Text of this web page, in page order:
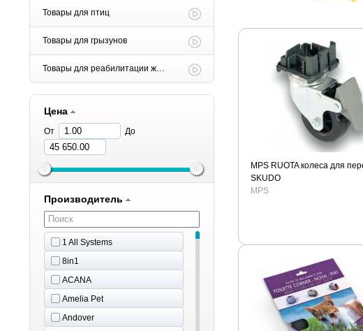
Товары для птиц
Товары для грызунов
Товары для реабилитации животных
Цена
От До
Производитель
1 All Systems
8in1
ACANA
Amelia Pet
Andover
MPS RUOTA колеса для
SKUDO
MPS